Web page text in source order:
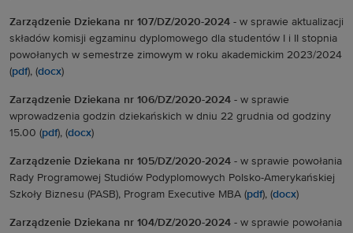
Zarządzenie Dziekana nr 107/DZ/2020-2024 - w sprawie aktualizacji
składów komisji egzaminu dyplomowego dla studentów I i II stopnia
powołanych w semestrze zimowym w roku akademickim 2023/2024
(pdf), (docx)
Zarządzenie Dziekana nr 106/DZ/2020-2024 - w sprawie
wprowadzenia godzin dziekańskich w dniu 22 grudnia od godziny
15.00 (pdf), (docx)
Zarządzenie Dziekana nr 105/DZ/2020-2024 - w sprawie powołania
Rady Programowej Studiów Podyplomowych Polsko-Amerykańskiej
Szkoły Biznesu (PASB), Program Executive MBA (pdf), (docx)
Zarządzenie Dziekana nr 104/DZ/2020-2024 - w sprawie powołania